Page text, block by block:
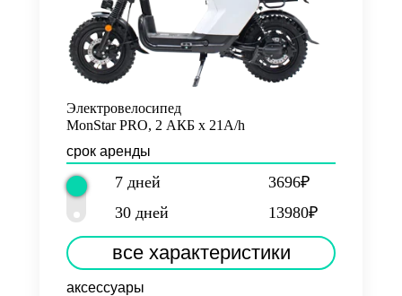
Электровелосипед
MonStar PRO, 2 АКБ х 21A/h
срок аренды
7 дней
30 дней
3696₽
13980₽
все характеристики
аксессуары